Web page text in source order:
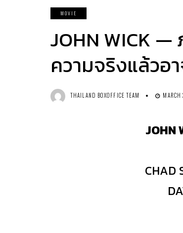
MOVIE
JOHN WICK
ความจริงแล้วอ
THAILAND BOXOFFICE TEAM MARCH
JOHN
CHAD